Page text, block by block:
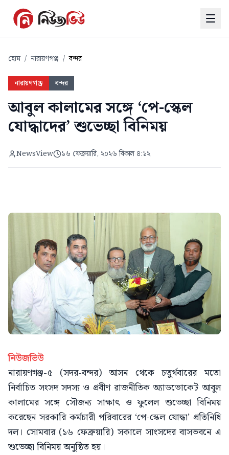
হোম / নারায়ণগঞ্জ / বন্দর
নারায়ণগঞ্জ বন্দর
আবুল কালামের সঙ্গে ‘পে-স্কেল
যোদ্ধাদের’ শুভেচ্ছা বিনিময়
NewsView ১৬ ফেব্রুয়ারি, ২০২৬ বিকাল ৪:১২
নিউজভিউ
নারায়ণগঞ্জ-৫ (সদর-বন্দর) আসন থেকে চতুর্থবারের মতো
নির্বাচিত সংসদ সদস্য ও প্রবীণ রাজনীতিক অ্যাডভোকেট আবুল
কালামের সঙ্গে সৌজন্য সাক্ষাৎ ও ফুলেল শুভেচ্ছা বিনিময়
করেছেন সরকারি কর্মচারী পরিবারের ‘পে-স্কেল যোদ্ধা’ প্রতিনিধি
দল। সোমবার (১৬ ফেব্রুয়ারি) সকালে সাংসদের বাসভবনে এ
শুভেচ্ছা বিনিময় অনুষ্ঠিত হয়।